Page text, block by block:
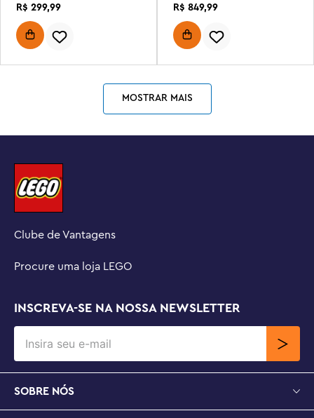
R$ 299,99 R$ 849,99
MOSTRAR MAIS
Clube de Vantagens
Procure uma loja LEGO
INSCREVA-SE NA NOSSA NEWSLETTER
SOBRE NÓS